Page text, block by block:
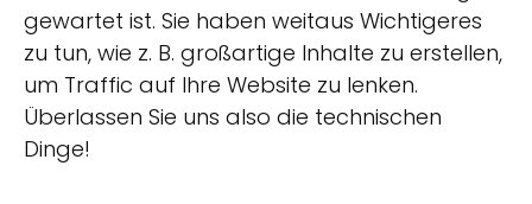
gewartet ist. Sie haben weitaus Wichtigeres
zu tun, wie z. B. großartige Inhalte zu erstellen,
um Traffic auf Ihre Website zu lenken.
Überlassen Sie uns also die technischen
Dinge!